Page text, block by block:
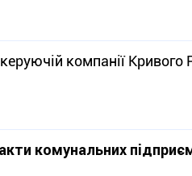
компанії Кривого
комунальних